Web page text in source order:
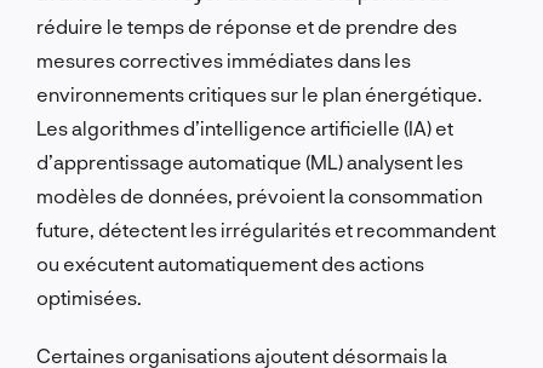
réduire le temps de réponse et de prendre des
mesures correctives immédiates dans les
environnements critiques sur le plan énergétique.
Les algorithmes d’intelligence artificielle (IA) et
d’apprentissage automatique (ML) analysent les
modèles de données, prévoient la consommation
future, détectent les irrégularités et recommandent
ou exécutent automatiquement des actions
optimisées.
Certaines organisations ajoutent désormais la